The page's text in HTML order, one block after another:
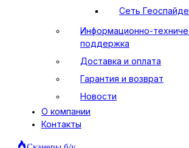
Сеть
Информационно-
поддержка
Доставка и оплата
Гарантия и возврат
Новости
О компании
Контакты